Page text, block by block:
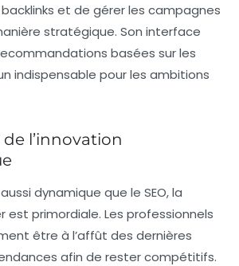
et de gérer les campagnes
stratégique. Son interface
basées sur les
indispensable pour les ambitions
l’innovation
dynamique que le SEO, la
est primordiale. Les professionnels
être à l’affût des dernières
afin de rester compétitifs.